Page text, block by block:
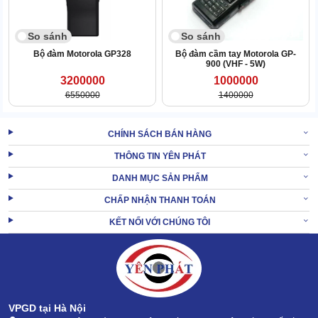
Nhờ tích hợp công nghệ X-pand nên âm thanh truyền tới máy
Motorola CP1300 có độ sắc nét hiếm có, âm lượng lớn, dễ trao đổi
thông tin.
Bên cạnh đó, khả năng chống nhiễu của máy Motorola CP1300
Kể cả khi hoạt động trong môi trường có nhiều tiếng ồn, nhiều
sóng vô tuyến chồng chéo, máy vẫn thu, phát tín hiệu siêu nhạy.
XEM THÊM:Bộ đàm Motorola MT 777
So sánh
Bộ đàm Motorola GP328
3200000
6550000
So sánh
Bộ đàm cầm tay Motorola GP-
900 (VHF - 5W)
1000000
1400000
CHÍNH SÁCH BÁN HÀNG
THÔNG TIN YÊN PHÁT
DANH MỤC SẢN PHẨM
CHẤP NHẬN THANH TOÁN
KẾT NỐI VỚI CHÚNG TÔI
VPGD tại Hà Nội